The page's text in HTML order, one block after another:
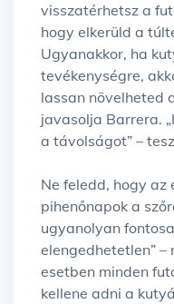
visszatérhetsz a
hogy elkerüld a
Ugyanakkor, ha
tevékenységre,
lassan növelheted
javasolja Barrera.
a távolságot” –
Ne feledd, hogy az
pihenőnapok a
ugyanolyan
elengedhetetlen”
esetben minden
kellene adni a